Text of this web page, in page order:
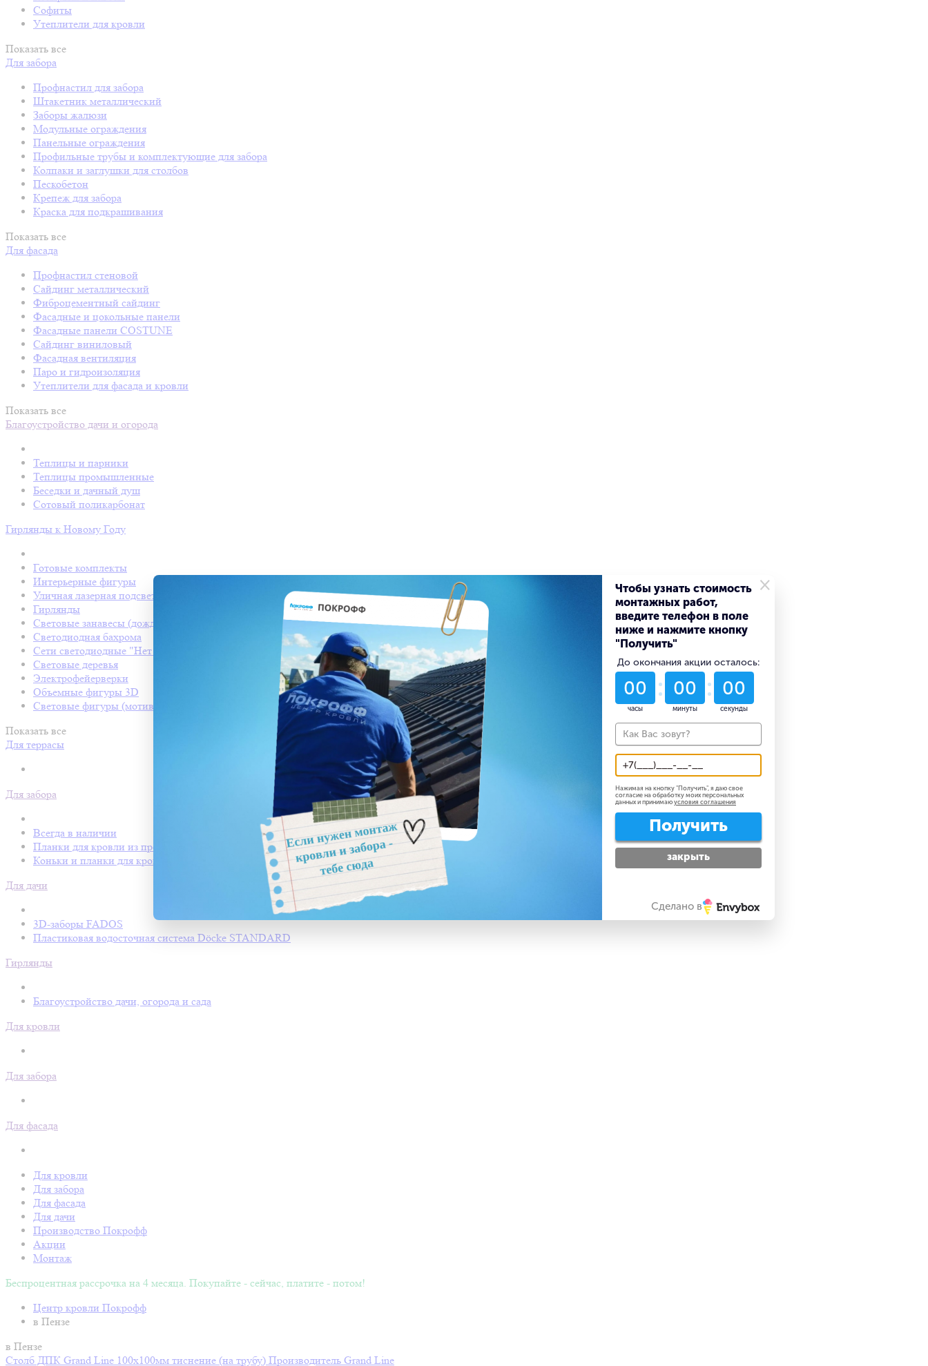
Софиты
Утеплители для кровли
Показать все
Для забора
Профнастил для забора
Штакетник металлический
Заборы жалюзи
Модульные ограждения
Панельные ограждения
Профильные трубы и комплектующие для забора
Колпаки и заглушки для столбов
Пескобетон
Крепеж для забора
Краска для подкрашивания
Показать все
Для фасада
Профнастил стеновой
Сайдинг металлический
Фиброцементный сайдинг
Фасадные и цокольные панели
Фасадные панели COSTUNE
Сайдинг виниловый
Фасадная вентиляция
Паро и гидроизоляция
Утеплители для фасада и кровли
Показать все
Благоустройство дачи и огорода
Теплицы и парники
Теплицы промышленные
Беседки и дачный душ
Сотовый поликарбонат
Гирлянды к Новому Году
Готовые комплекты
Интерьерные фигуры
Уличная лазерная подсветка
Гирлянды
Световые занавесы (дождь светодиодный)
Светодиодная бахрома
Сети светодиодные "Нет Лайт"
Световые деревья
Электрофейерверки
Объемные фигуры 3D
Световые фигуры (мотивы)
Показать все
Для террасы
Для забора
Всегда в наличии
Планки для кровли из профнастила
Коньки и планки для кровли Покрофф
Для дачи
3D-заборы FADOS
Пластиковая водосточная система Döcke STANDARD
Гирлянды
Благоустройство дачи, огорода и сада
Для кровли
Для забора
Для фасада
Для кровли
Для забора
Для фасада
Для дачи
Производство Покрофф
Акции
Монтаж
Беспроцентная рассрочка на 4 месяца. Покупайте - сейчас, платите - потом!
Центр кровли Покрофф
в Пензе
в Пензе
Столб ДПК Grand Line 100х100мм тиснение (на трубу) Производитель Grand Line
×
Чтобы узнать стоимость
монтажных работ,
введите телефон в поле
ниже и нажмите кнопку
"Получить"
До окончания акции осталось:
52
дни
07
часы
35
минуты
Нажимая на кнопку "Получить", я даю свое
согласие на обработку моих персональных
данных и принимаю условия соглашения
Получить
закрыть
Сделано в